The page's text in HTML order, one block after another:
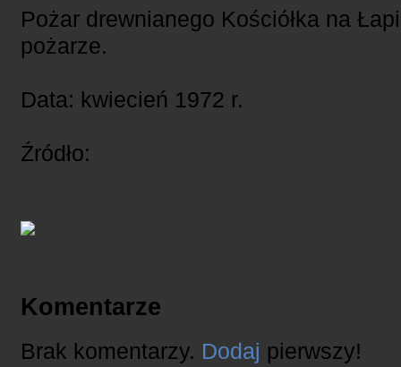
Pożar drewnianego Kościółka na
pożarze.
Data: kwiecień 1972 r.
Źródło:
Komentarze
Brak komentarzy. Dodaj pierwszy!